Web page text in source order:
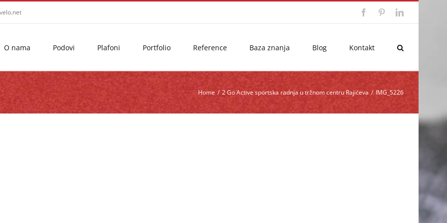
FacebookPinterestLinkedIn
O nama Podovi Plafoni Portfolio Reference Baza znanja Blog Kontakt
Home / 2 Go Active sportska radnja u tržnom centru Rajićeva / IMG_5226